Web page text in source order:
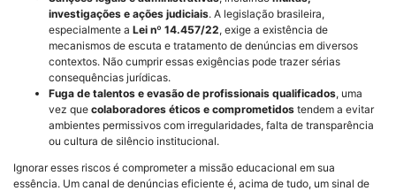
investigações e ações judiciais. A legislação brasileira,
especialmente a Lei nº 14.457/22, exige a existência de
mecanismos de escuta e tratamento de denúncias em diversos
contextos. Não cumprir essas exigências pode trazer sérias
consequências jurídicas.
Fuga de talentos e evasão de profissionais qualificados, uma
vez que colaboradores éticos e comprometidos tendem a evitar
ambientes permissivos com irregularidades, falta de transparência
ou cultura de silêncio institucional.
Ignorar esses riscos é comprometer a missão educacional em sua
essência. Um canal de denúncias eficiente é, acima de tudo, um sinal de